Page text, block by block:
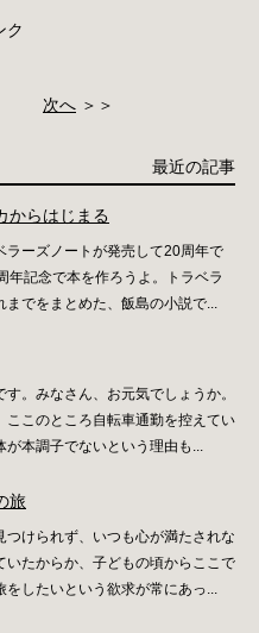
ク
次へ ＞＞
最近の記事
からはじまる
ラーズノートが発売して20周年で
年記念で本を作ろうよ。トラベラ
までをまとめた、飯島の小説で...
す。みなさん、お元気でしょうか。
ここのところ自転車通勤を控えてい
が本調子でないという理由も...
旅
つけられず、いつも心が満たされな
いたからか、子どもの頃からここで
をしたいという欲求が常にあっ...